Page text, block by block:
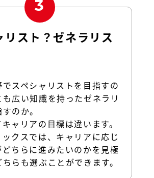
リスト？ゼネラリス
スペシャリストを目指すの
広い知識を持ったゼネラリ
のか。
ャリアの目標は違います。
ックスでは、キャリアに応じ
ちらに進みたいのかを見極
らも選ぶことができます。